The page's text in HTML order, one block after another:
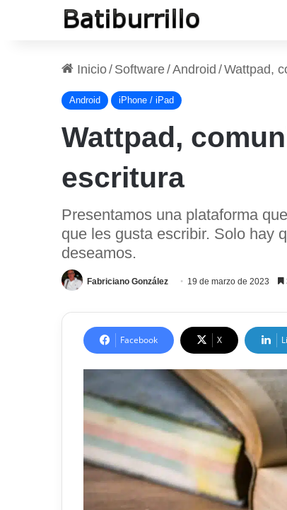
Inicio/ Software/Android /Wattpad,
Android iPhone / iPad
Wattpad,
escritura
Presentamos una plataforma
que les gusta escribir. Solo hay
deseamos.
Fabriciano González 19 de marzo de 2023
Facebook X